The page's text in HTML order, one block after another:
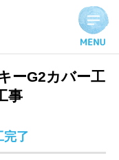
事、外壁塗装工事 |
ーG2カバー工
事
了